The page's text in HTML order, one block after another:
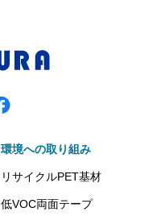
環境への取り組み
リサイクルPET基材
低VOC両面テープ